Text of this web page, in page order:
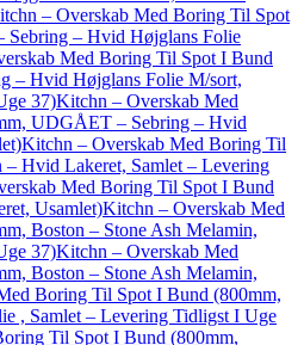
– Overskab Med Boring Til Spot
– Hvid Højglans Folie
Med Boring Til Spot I Bund
– Hvid Højglans Folie M/sort,
37)Kitchn – Overskab Med
UDGÅET – Sebring – Hvid
Kitchn – Overskab Med Boring Til
Hvid Lakeret, Samlet – Levering
Med Boring Til Spot I Bund
Usamlet)Kitchn – Overskab Med
Boston – Stone Ash Melamin,
37)Kitchn – Overskab Med
Boston – Stone Ash Melamin,
Boring Til Spot I Bund (800mm,
, Samlet – Levering Tidligst I Uge
Til Spot I Bund (800mm,